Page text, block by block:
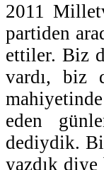
2011
partiden
ettiler. Biz
vardı, biz
eden
dediydik.
yazdık